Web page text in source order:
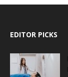
EDITOR PICKS